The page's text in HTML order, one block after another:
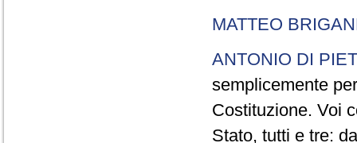
MATTEO
ANTONIO DI
semplicemente
Costituzione. Voi
Stato, tutti e tre: